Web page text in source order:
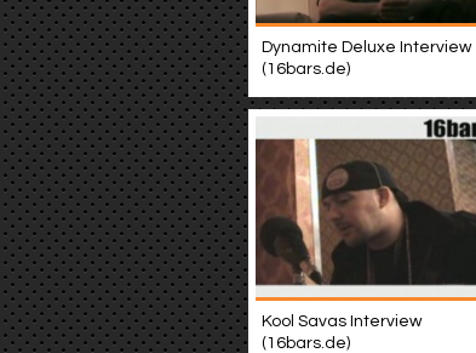
Dynamite Deluxe Interview
(16bars.de)
Kool Savas Interview
(16bars.de)